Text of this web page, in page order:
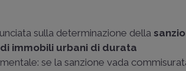
sulla determinazione della
immobili urbani di durata
se la sanzione vada